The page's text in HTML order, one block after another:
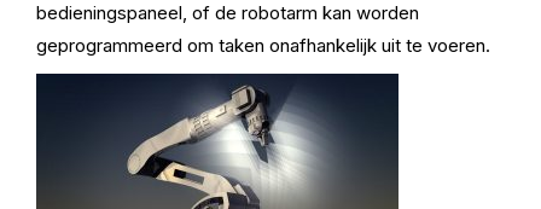
bedieningspaneel, of de robotarm kan worden
geprogrammeerd om taken onafhankelijk uit te voeren.